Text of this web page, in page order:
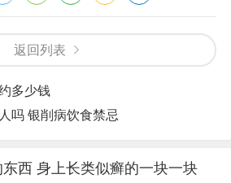
返回列表
多少钱
吗 银削病饮食禁忌
西 身上长类似癣的一块一块